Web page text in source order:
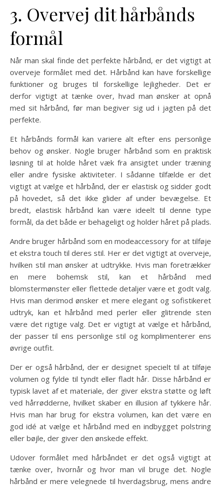
3. Overvej dit hårbånds
formål
Når man skal finde det perfekte hårbånd, er det vigtigt at
overveje formålet med det. Hårbånd kan have forskellige
funktioner og bruges til forskellige lejligheder. Det er
derfor vigtigt at tænke over, hvad man ønsker at opnå
med sit hårbånd, før man begiver sig ud i jagten på det
perfekte.
Et hårbånds formål kan variere alt efter ens personlige
behov og ønsker. Nogle bruger hårbånd som en praktisk
løsning til at holde håret væk fra ansigtet under træning
eller andre fysiske aktiviteter. I sådanne tilfælde er det
vigtigt at vælge et hårbånd, der er elastisk og sidder godt
på hovedet, så det ikke glider af under bevægelse. Et
bredt, elastisk hårbånd kan være ideelt til denne type
formål, da det både er behageligt og holder håret på plads.
Andre bruger hårbånd som en modeaccessory for at tilføje
et ekstra touch til deres stil. Her er det vigtigt at overveje,
hvilken stil man ønsker at udtrykke. Hvis man foretrækker
en mere bohemsk stil, kan et hårbånd med
blomstermønster eller flettede detaljer være et godt valg.
Hvis man derimod ønsker et mere elegant og sofistikeret
udtryk, kan et hårbånd med perler eller glitrende sten
være det rigtige valg. Det er vigtigt at vælge et hårbånd,
der passer til ens personlige stil og komplimenterer ens
øvrige outfit.
Der er også hårbånd, der er designet specielt til at tilføje
volumen og fylde til tyndt eller fladt hår. Disse hårbånd er
typisk lavet af et materiale, der giver ekstra støtte og løft
ved hårrødderne, hvilket skaber en illusion af tykkere hår.
Hvis man har brug for ekstra volumen, kan det være en
god idé at vælge et hårbånd med en indbygget polstring
eller bøjle, der giver den ønskede effekt.
Udover formålet med hårbåndet er det også vigtigt at
tænke over, hvornår og hvor man vil bruge det. Nogle
hårbånd er mere velegnede til hverdagsbrug, mens andre